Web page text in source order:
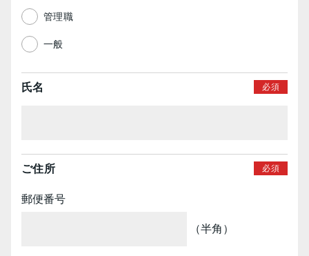
管理職
一般
氏名
ご住所
郵便番号
（半角）